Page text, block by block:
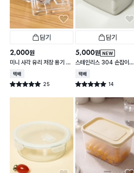
담기
2,000원
미니 사각 유리 저장 용기 13
0 ml
택배배송
별점 5.0점 25
건 작성
담기
NEW
5,000원
스테인리스 304 손잡이형
대용량 찬통 2.2 L
택배배송
별점 5.0점 14
건 작성